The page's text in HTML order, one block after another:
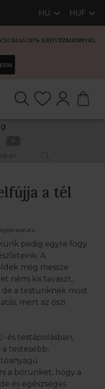
HU HUF
20% KEDVEZMÉNNYEL
a tél
pedig egyre fogy
A
még messze
némi kis tavaszt,
de a testünknek most
mert az őszi
és testápolásban,
testesebb,
a bőrünket, hogy a
és egészséges